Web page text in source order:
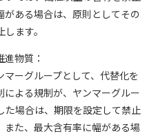
がある場合は、原則としてその
ます。
物質：
ーグループとして、代替化を
よる規制が、ヤンマーグルー
た場合は、期限を設定して禁止
た、最大含有率に幅がある場